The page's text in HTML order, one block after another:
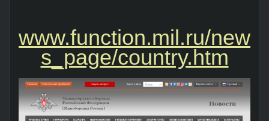
www.function.mil.ru/new
s_page/country.htm